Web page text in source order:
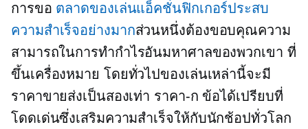
การขอ ตลาดของเล่นแอ็คชั่นฟิกเกอร์ประสบ
ความสำเร็จอย่างมากส่วนหนึ่งต้องขอบคุณความ
สามารถในการทำกำไรอันมหาศาลของพวกเขา ที่
ขึ้นเครื่องหมาย โดยทั่วไปของเล่นเหล่านี้จะมี
ราคาขายส่งเป็นสองเท่า ราคา-ก ข้อได้เปรียบที่
โดดเด่นซึ่งเสริมความสำเร็จให้กับนักช้อปทั่วโลก